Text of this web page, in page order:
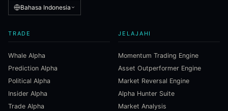
Bahasa Indonesia
TRADE
Whale Alpha
Prediction Alpha
Political Alpha
Insider Alpha
Trade Alpha
JELAJAHI
Momentum Trading Engine
Asset Outperformer Engine
Market Reversal Engine
Alpha Hunter Suite
Market Analysis